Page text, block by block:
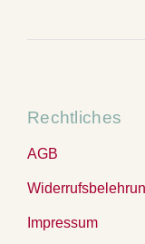
Rechtliches
AGB
Impressum